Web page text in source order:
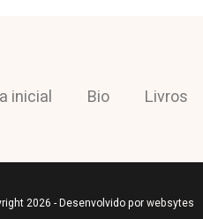
inicial Bio Livros
2026 - Desenvolvido porwebsytes